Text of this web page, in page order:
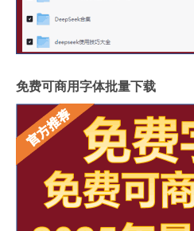
免费可商用字体批量下载